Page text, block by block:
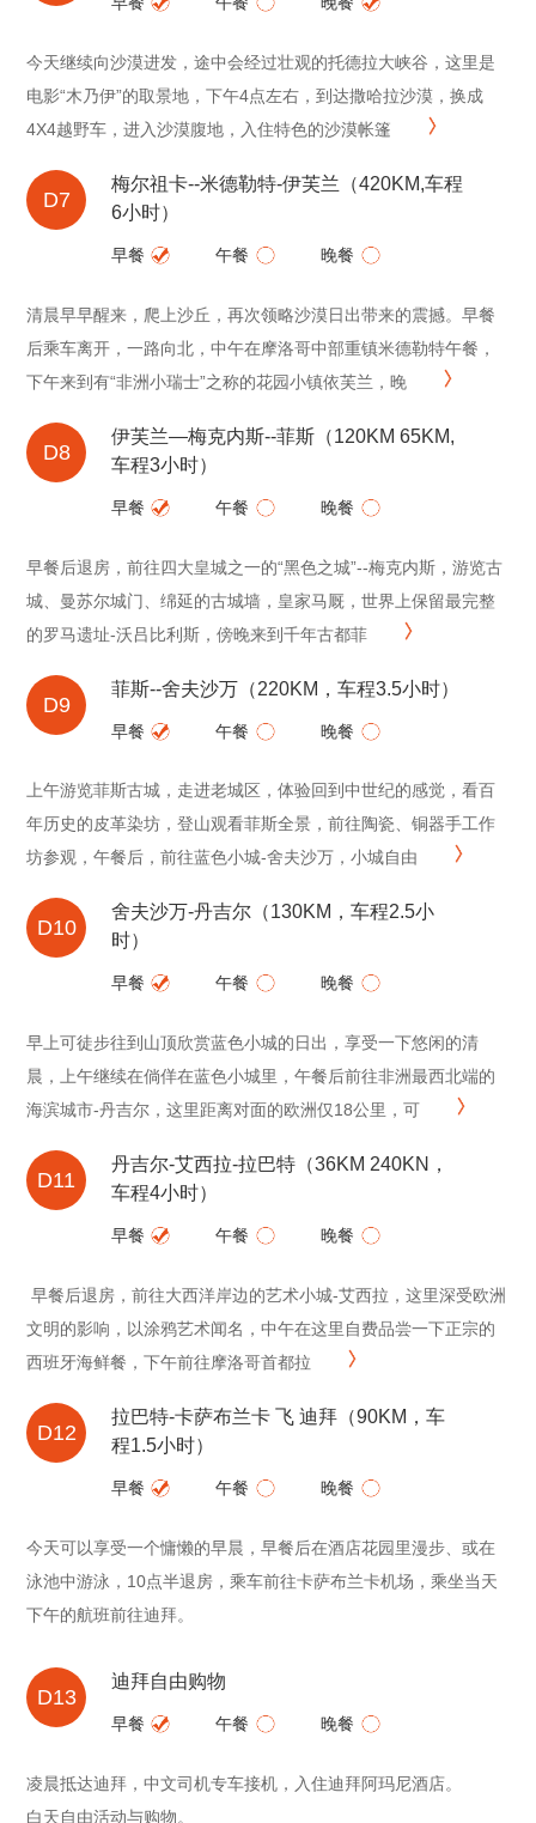
今天继续向沙漠进发，途中会经过壮观的托德拉大峡谷，这里是
电影“木乃伊”的取景地，下午4点左右，到达撒哈拉沙漠，换成
4X4越野车，进入沙漠腹地，入住特色的沙漠帐篷
D7
梅尔祖卡--米德勒特-伊芙兰（420KM,车程
6小时）
早餐 午餐 晚餐
清晨早早醒来，爬上沙丘，再次领略沙漠日出带来的震撼。早餐
后乘车离开，一路向北，中午在摩洛哥中部重镇米德勒特午餐，
下午来到有“非洲小瑞士”之称的花园小镇依芙兰，晚
D8
伊芙兰—梅克内斯--菲斯（120KM 65KM,
车程3小时）
早餐 午餐 晚餐
早餐后退房，前往四大皇城之一的“黑色之城”--梅克内斯，游览古
城、曼苏尔城门、绵延的古城墙，皇家马厩，世界上保留最完整
的罗马遗址-沃吕比利斯，傍晚来到千年古都菲
D9
菲斯--舍夫沙万（220KM，车程3.5小时）
早餐 午餐 晚餐
上午游览菲斯古城，走进老城区，体验回到中世纪的感觉，看百
年历史的皮革染坊，登山观看菲斯全景，前往陶瓷、铜器手工作
坊参观，午餐后，前往蓝色小城-舍夫沙万，小城自由
D10
舍夫沙万-丹吉尔（130KM，车程2.5小
时）
早餐 午餐 晚餐
早上可徒步往到山顶欣赏蓝色小城的日出，享受一下悠闲的清
晨，上午继续在倘佯在蓝色小城里，午餐后前往非洲最西北端的
海滨城市-丹吉尔，这里距离对面的欧洲仅18公里，可
D11
丹吉尔-艾西拉-拉巴特（36KM 240KN，
车程4小时）
早餐 午餐 晚餐
早餐后退房，前往大西洋岸边的艺术小城-艾西拉，这里深受欧洲
文明的影响，以涂鸦艺术闻名，中午在这里自费品尝一下正宗的
西班牙海鲜餐，下午前往摩洛哥首都拉
D12
拉巴特-卡萨布兰卡 飞 迪拜（90KM，车
程1.5小时）
早餐 午餐 晚餐
今天可以享受一个慵懒的早晨，早餐后在酒店花园里漫步、或在
泳池中游泳，10点半退房，乘车前往卡萨布兰卡机场，乘坐当天
下午的航班前往迪拜。
D13
迪拜自由购物
早餐 午餐 晚餐
凌晨抵达迪拜，中文司机专车接机，入住迪拜阿玛尼酒店。
白天自由活动与购物。